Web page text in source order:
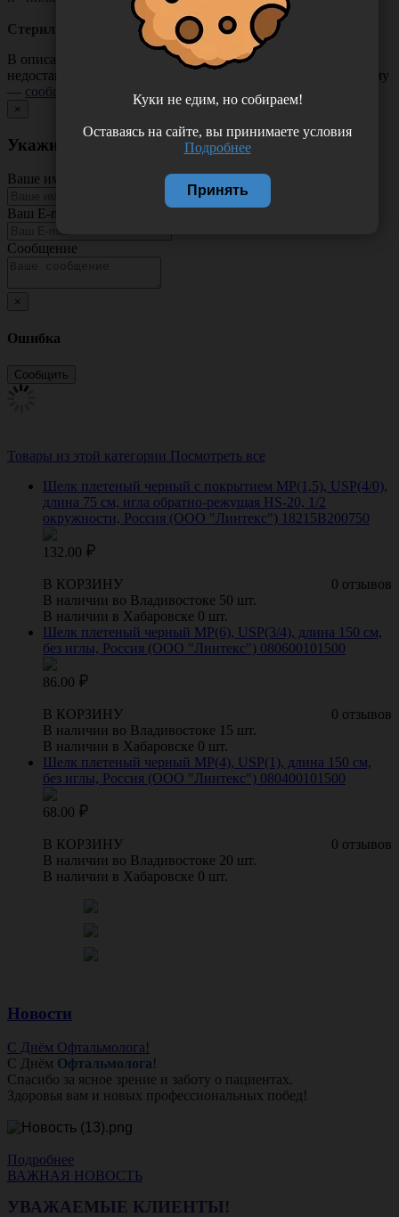
Стерилизация:
радиационная (R)
В описании товара могут иметь место неточности или
недостающая информация. Если вы заметили такую проблему
— сообщите нам
×
Укажите неточность в описании товара
Ваше имя
Ваш E-mail
Сообщение
×
Ошибка
Товары из этой категории Посмотреть все
Шелк плетеный черный с покрытием МР(1,5), USР(4/0),
длина 75 см, игла обратно-режущая HS-20, 1/2
окружности, Россия (ООО "Линтекс") 18215B200750
132.00
0 отзывов
В КОРЗИНУ
В наличии во Владивостоке 50 шт.
В наличии в Хабаровске 0 шт.
Шелк плетеный черный МР(6), USP(3/4), длина 150 см,
без иглы, Россия (ООО "Линтекс") 080600101500
86.00
0 отзывов
В КОРЗИНУ
В наличии во Владивостоке 15 шт.
В наличии в Хабаровске 0 шт.
Шелк плетеный черный МР(4), USP(1), длина 150 см,
без иглы, Россия (ООО "Линтекс") 080400101500
68.00
0 отзывов
В КОРЗИНУ
В наличии во Владивостоке 20 шт.
В наличии в Хабаровске 0 шт.
Новости
С Днём Офтальмолога!
С Днём Офтальмолога!
Спасибо за ясное зрение и заботу о пациентах.
Здоровья вам и новых профессиональных побед!
Подробнее
ВАЖНАЯ НОВОСТЬ
УВАЖАЕМЫЕ КЛИЕНТЫ!
Куки не едим, но собираем!
Оставаясь на сайте, вы принимаете условия
Подробнее
Принять